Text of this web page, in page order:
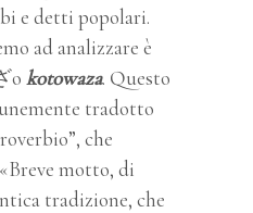
e detti popolari.
ad analizzare è
o kotowaza. Questo
tradotto
che
motto, di
tradizione, che